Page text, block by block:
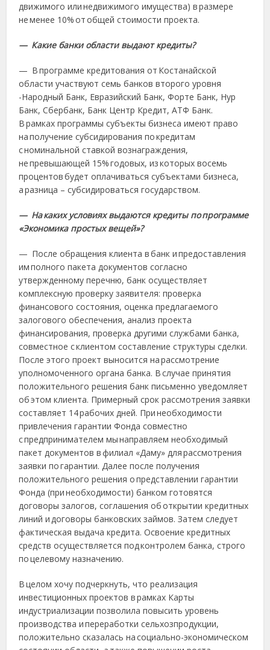
движимого или недвижимого имущества) в размере
не менее 10% от общей стоимости проекта.
— Какие банки области выдают кредиты?
— В программе кредитования от Костанайской
области участвуют семь банков второго уровня
-Народный Банк, Евразийский Банк, Форте Банк, Hyp
Банк, Сбербанк, Банк Центр Кредит, АТФ Банк.
В рамках программы субъекты бизнеса имеют право
на получение субсидирования по кредитам
с номинальной ставкой вознаграждения,
не превышающей 15% годовых, из которых восемь
процентов будет оплачиваться субъектами бизнеса,
а разница – субсидироваться государством.
— На каких условиях выдаются кредиты по программе
«Экономика простых вещей»?
— После обращения клиента в банк и предоставления
им полного пакета документов согласно
утвержденному перечню, банк осуществляет
комплексную проверку заявителя: проверка
финансового состояния, оценка предлагаемого
залогового обеспечения, анализ проекта
финансирования, проверка другими службами банка,
совместное с клиентом составление структуры сделки.
После этого проект выносится на рассмотрение
уполномоченного органа банка. В случае принятия
положительного решения банк письменно уведомляет
об этом клиента. Примерный срок рассмотрения заявки
составляет 14 рабочих дней. При необходимости
привлечения гарантии Фонда совместно
с предпринимателем мы направляем необходимый
пакет документов в филиал «Даму» для рассмотрения
заявки по гарантии. Далее после получения
положительного решения о представлении гарантии
Фонда (при необходимости) банком готовятся
договоры залогов, соглашения об открытии кредитных
линий и договоры банковских займов. Затем следует
фактическая выдача кредита. Освоение кредитных
средств осуществляется под контролем банка, строго
по целевому назначению.
В целом хочу подчеркнуть, что реализация
инвестиционных проектов в рамках Карты
индустриализации позволила повысить уровень
производства и переработки сельхозпродукции,
положительно сказалась на социально-экономическом